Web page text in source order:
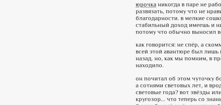
юрочканикогда в паре не
развязать, потому что не
благодарности. в мелкие
стабильный доход имеешь и
потому что обычно выносил
как говорится: не спёр, а
всей этой авантюре был лишь
назад. но, как мы помним, в
находило.
он почитал об этом чуточку
а сотнями световых лет, и
световые года? вот звёзды
кругозор... что теперь со